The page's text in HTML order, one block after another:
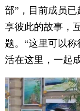
部”，目前成员
享彼此的故事，
题。“这里可以
活在这里，一起